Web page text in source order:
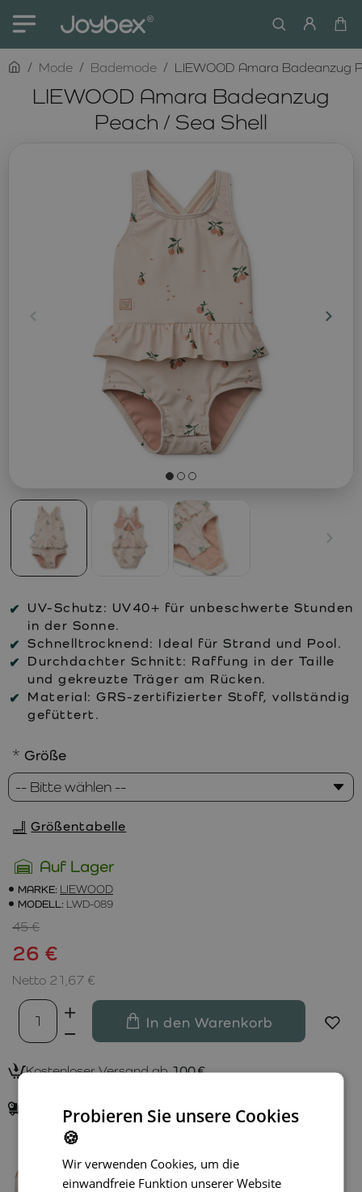
LIEWOOD Amara Badeanzug
Peach / Sea Shell
homeMode Bademode LIEWOOD Amara Badeanzug
UV-Schutz: UV40+ für unbeschwerte Stunden
in der Sonne.
Schnelltrocknend: Ideal für Strand und Pool.
Durchdachter Schnitt: Raffung in der Taille
und gekreuzte Träger am Rücken.
Material: GRS-zertifizierter Stoff, vollständig
gefüttert.
Auf Lager
MARKE: LIEWOOD
MODELL: LWD-089
26 €
45 €
Netto 21,67 €
Größe
In den Warenkorb
Größentabelle
Kostenloser Versand ab100 €
Lieferung in 1–3 Tagen
Probieren Sie unsere Cookies
🍪
Wir verwenden Cookies, um die
einwandfreie Funktion unserer Website